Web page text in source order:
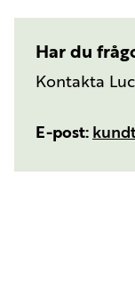
Har du
Kontakta
E-post